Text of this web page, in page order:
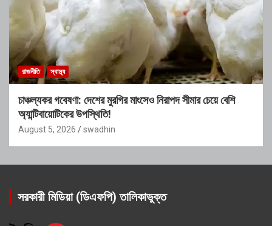
রাজনীতি স্বাস্থ্য
চাঞ্চল্যকর গবেষণা: দেশের মুরগির মাংসেও নিরাপদ সীমার চেয়ে বেশি
অ্যান্টিবায়োটিকের উপস্থিতি!
August 5, 2026 swadhin
সরকারী মিডিয়া (ডিএফপি) তালিকাভুক্ত